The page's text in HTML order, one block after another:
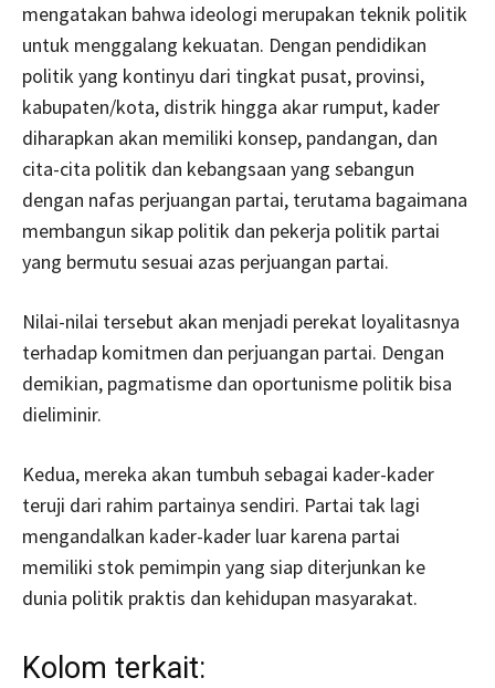
mengatakan bahwa ideologi merupakan teknik politik
untuk menggalang kekuatan. Dengan pendidikan
politik yang kontinyu dari tingkat pusat, provinsi,
kabupaten/kota, distrik hingga akar rumput, kader
diharapkan akan memiliki konsep, pandangan, dan
cita-cita politik dan kebangsaan yang sebangun
dengan nafas perjuangan partai, terutama bagaimana
membangun sikap politik dan pekerja politik partai
yang bermutu sesuai azas perjuangan partai.
Nilai-nilai tersebut akan menjadi perekat loyalitasnya
terhadap komitmen dan perjuangan partai. Dengan
demikian, pagmatisme dan oportunisme politik bisa
dieliminir.
Kedua, mereka akan tumbuh sebagai kader-kader
teruji dari rahim partainya sendiri. Partai tak lagi
mengandalkan kader-kader luar karena partai
memiliki stok pemimpin yang siap diterjunkan ke
dunia politik praktis dan kehidupan masyarakat.
Kolom terkait: